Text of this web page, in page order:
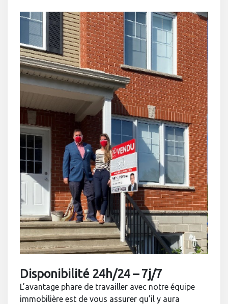
Disponibilité 24h/24 – 7j/7
L’avantage phare de travailler avec notre équipe
immobilière est de vous assurer qu’il y aura